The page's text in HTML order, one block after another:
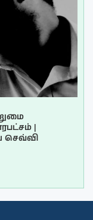
|
செவ்வி